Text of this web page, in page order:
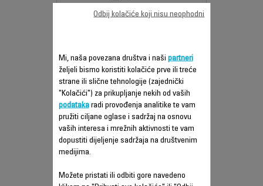
AIRFORCE ULTIMATE TN9320F0
USISAVA 99% ODREZANIH DLAČICA
Mi, naša povezana društva i naši partneri
željeli bismo koristiti kolačiće prve ili treće
strane ili slične tehnologije (zajednički
"Kolačići") za prikupljanje nekih od vaših
podatakaradi provođenja analitike te vam
pružiti ciljane oglase i sadržaj na osnovu
vaših interesa i mrežnih aktivnosti te vam
dopustiti dijeljenje sadržaja na društvenim
medijima.
Možete pristati ili odbiti gore navedeno
Odbij kolačiće koji nisu neophodni